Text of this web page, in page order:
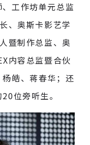
工作坊单元总监
、奥斯卡影艺学
暨制作总监、奥
内容总监暨合伙
皓、蒋春华；还
位旁听生。